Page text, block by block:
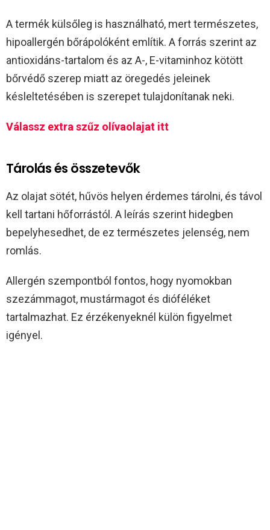
A termék külsőleg is használható, mert természetes,
hipoallergén bőrápolóként említik. A forrás szerint az
antioxidáns-tartalom és az A-, E-vitaminhoz kötött
bőrvédő szerep miatt az öregedés jeleinek
késleltetésében is szerepet tulajdonítanak neki.
Válassz extra szűz olívaolajat itt
Tárolás és összetevők
Az olajat sötét, hűvös helyen érdemes tárolni, és távol
kell tartani hőforrástól. A leírás szerint hidegben
bepelyhesedhet, de ez természetes jelenség, nem
romlás.
Allergén szempontból fontos, hogy nyomokban
szezámmagot, mustármagot és dióféléket
tartalmazhat. Ez érzékenyeknél külön figyelmet
igényel.